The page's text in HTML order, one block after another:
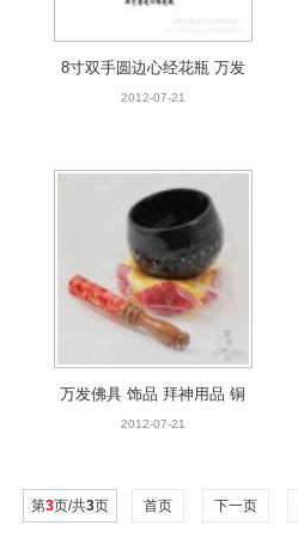
8寸双手圆边心经花瓶 万发
佛具 拜神 铜工艺品 花瓶 佛
2012-07-21
万发佛具 饰品 拜神用品 铜
工艺品 寺庙寺院祠堂用品 纯
2012-07-21
第3页/共3页 首页 下一页